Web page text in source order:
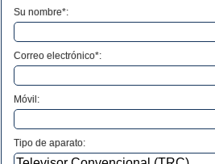
Su nombre*:
Correo electrónico*:
Móvil:
Tipo de aparato: